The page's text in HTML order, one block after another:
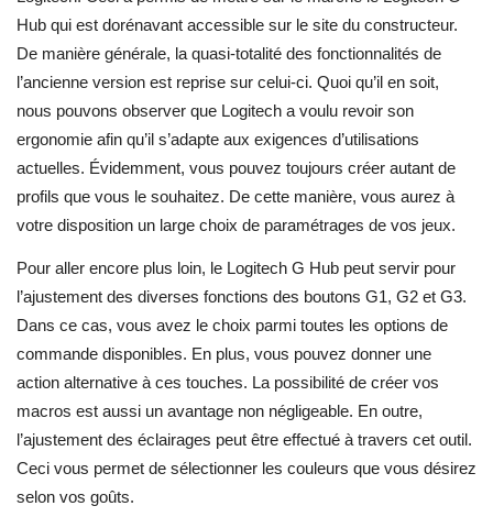
Hub qui est dorénavant accessible sur le site du constructeur.
De manière générale, la quasi-totalité des fonctionnalités de
l’ancienne version est reprise sur celui-ci. Quoi qu’il en soit,
nous pouvons observer que Logitech a voulu revoir son
ergonomie afin qu’il s’adapte aux exigences d’utilisations
actuelles. Évidemment, vous pouvez toujours créer autant de
profils que vous le souhaitez. De cette manière, vous aurez à
votre disposition un large choix de paramétrages de vos jeux.
Pour aller encore plus loin, le Logitech G Hub peut servir pour
l’ajustement des diverses fonctions des boutons G1, G2 et G3.
Dans ce cas, vous avez le choix parmi toutes les options de
commande disponibles. En plus, vous pouvez donner une
action alternative à ces touches. La possibilité de créer vos
macros est aussi un avantage non négligeable. En outre,
l’ajustement des éclairages peut être effectué à travers cet outil.
Ceci vous permet de sélectionner les couleurs que vous désirez
selon vos goûts.